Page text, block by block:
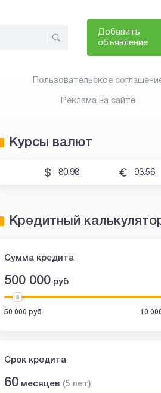
Добавить
объявление
Пользовательское
Реклама на сайте
Курсы валют
80.98 93.56
Кредитный
Сумма кредита
500 000 руб
50 000 руб 10
Срок кредита
60 месяцев (5 лет)